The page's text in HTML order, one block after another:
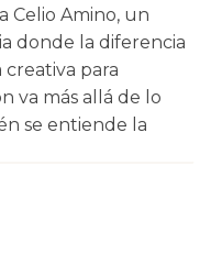
Celio Amino, un
donde la diferencia
para
va más allá de lo
se entiende la